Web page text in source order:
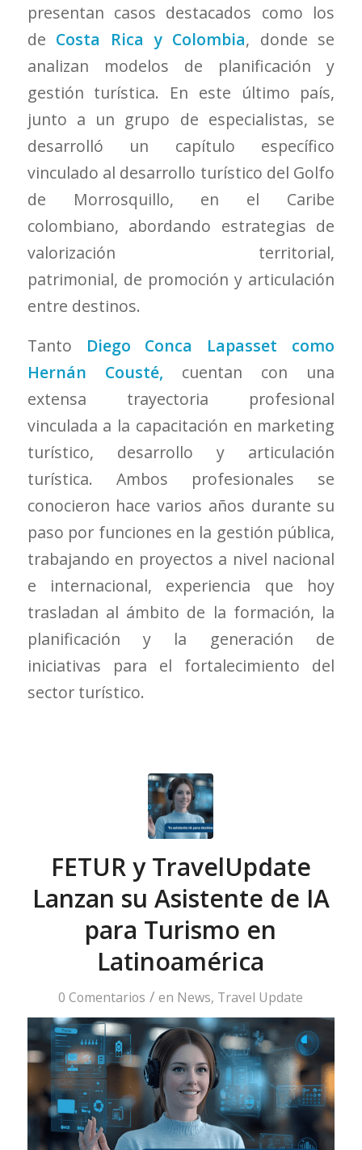
presentan casos destacados como los
de Costa Rica y Colombia, donde se
analizan modelos de planificación y
gestión turística. En este último país,
junto a un grupo de especialistas, se
desarrolló un capítulo específico
vinculado al desarrollo turístico del Golfo
de Morrosquillo, en el Caribe
colombiano, abordando estrategias de
valorización territorial,
patrimonial, de promoción y articulación
entre destinos.
Tanto Diego Conca Lapasset como
Hernán Cousté, cuentan con una
extensa trayectoria profesional
vinculada a la capacitación en marketing
turístico, desarrollo y articulación
turística. Ambos profesionales se
conocieron hace varios años durante su
paso por funciones en la gestión pública,
trabajando en proyectos a nivel nacional
e internacional, experiencia que hoy
trasladan al ámbito de la formación, la
planificación y la generación de
iniciativas para el fortalecimiento del
sector turístico.
FETUR y TravelUpdate
Lanzan su Asistente de IA
para Turismo en
Latinoamérica
0 Comentarios / en News, Travel Update